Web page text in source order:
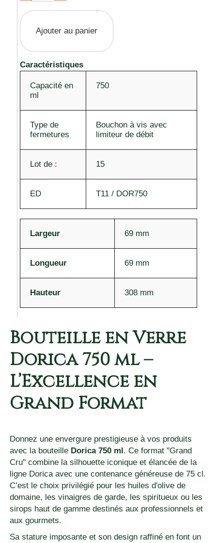
Ajouter au panier
Caractéristiques
Capacité en
ml
750
Type de
fermetures
Bouchon à vis avec
limiteur de débit
Lot de : 15
ED T11 / DOR750
Largeur 69 mm
Longueur 69 mm
Hauteur 308 mm
Bouteille en Verre
Dorica 750 ml –
L’Excellence en
Grand Format
Donnez une envergure prestigieuse à vos produits
avec la bouteille Dorica 750 ml. Ce format "Grand
Cru" combine la silhouette iconique et élancée de la
ligne Dorica avec une contenance généreuse de 75 cl.
C’est le choix privilégié pour les huiles d'olive de
domaine, les vinaigres de garde, les spiritueux ou les
sirops haut de gamme destinés aux professionnels et
aux gourmets.
Sa stature imposante et son design raffiné en font un